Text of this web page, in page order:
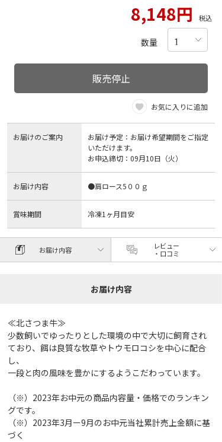
8,148円 税込
数量
販売停止
お気に入りに追加
お届けのご案内
お届け予定：お届け希望期間をご指定
いただけます。
お申込締切：09月10日（火）
お届け内容 ●肩ロース5００ｇ
賞味期間 冷凍1ヶ月目安
お届け内容
レビュー
・口コミ
お届け内容
≪北さつま牛≫
少数飼いでゆったりとした環境の中で大切に飼育され
ており、餌は良質な牧草やトウモロコシを中心に配合
し、
一段と肉の風味を豊かにするようこだわっています。
（※）2023年お中元の商品内容量・価格でのランキン
グです。
（※）2023年3月ー9月のお中元当社累計売上金額に基
づく